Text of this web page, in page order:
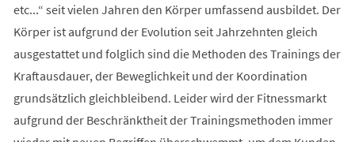
etc...“ seit vielen Jahren den Körper umfassend ausbildet. Der
Körper ist aufgrund der Evolution seit Jahrzehnten gleich
ausgestattet und folglich sind die Methoden des Trainings der
Kraftausdauer, der Beweglichkeit und der Koordination
grundsätzlich gleichbleibend. Leider wird der Fitnessmarkt
aufgrund der Beschränktheit der Trainingsmethoden immer